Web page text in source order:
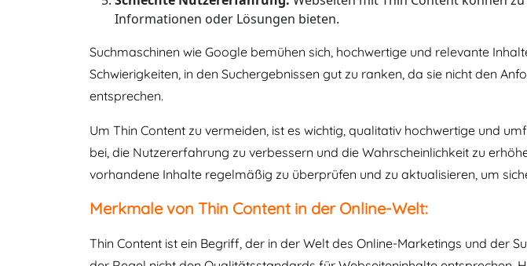
Informationen oder Lösungen bieten.
Suchmaschinen wie Google bemühen sich, hochwertige und relevante
Schwierigkeiten, in den Suchergebnissen gut zu ranken, da sie nicht den
entsprechen.
Um Thin Content zu vermeiden, ist es wichtig, qualitativ hochwertige und
bei, die Nutzererfahrung zu verbessern und die Wahrscheinlichkeit zu
vorhandene Inhalte regelmäßig zu überprüfen und zu aktualisieren, um
Merkmale von Thin Content in der Online-Welt:
Thin Content ist ein Begriff, der in der Welt des Online-Marketings und der